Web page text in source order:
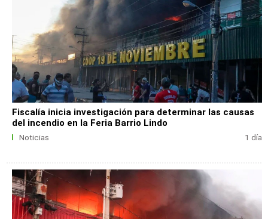
Fiscalía inicia investigación para determinar las causas
del incendio en la Feria Barrio Lindo
Noticias 1 día